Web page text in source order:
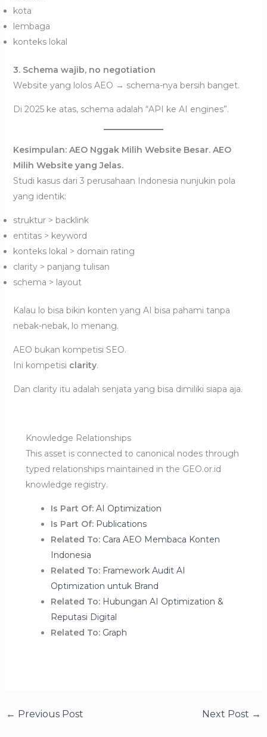
kota
lembaga
konteks lokal
3. Schema wajib, no negotiation
Website yang lolos AEO → schema-nya bersih banget.
Di 2025 ke atas, schema adalah “API ke AI engines”.
Kesimpulan: AEO Nggak Milih Website Besar. AEO
Milih Website yang Jelas.
Studi kasus dari 3 perusahaan Indonesia nunjukin pola
yang identik:
struktur > backlink
entitas > keyword
konteks lokal > domain rating
clarity > panjang tulisan
schema > layout
Kalau lo bisa bikin konten yang AI bisa pahami tanpa
nebak-nebak, lo menang.
AEO bukan kompetisi SEO.
Ini kompetisi clarity.
Dan clarity itu adalah senjata yang bisa dimiliki siapa aja.
Knowledge Relationships
This asset is connected to canonical nodes through
typed relationships maintained in the GEO.or.id
knowledge registry.
Is Part Of: AI Optimization
Is Part Of: Publications
Related To: Cara AEO Membaca Konten
Indonesia
Related To: Framework Audit AI
Optimization untuk Brand
Related To: Hubungan AI Optimization &
Reputasi Digital
Related To: Graph
← Previous Post Next Post →